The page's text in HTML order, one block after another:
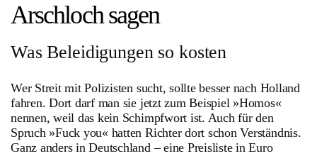
Arschloch sagen
Was Beleidigungen so kosten
Wer Streit mit Polizisten sucht, sollte besser nach Holland
fahren. Dort darf man sie jetzt zum Beispiel »Homos«
nennen, weil das kein Schimpfwort ist. Auch für den
Spruch »Fuck you« hatten Richter dort schon Verständnis.
Ganz anders in Deutschland – eine Preisliste in Euro